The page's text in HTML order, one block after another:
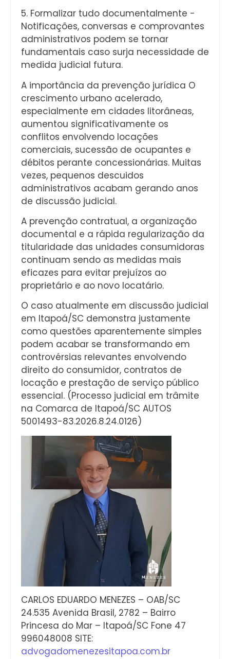
5. Formalizar tudo documentalmente -
Notificações, conversas e comprovantes
administrativos podem se tornar
fundamentais caso surja necessidade de
medida judicial futura.
A importância da prevenção jurídica O
crescimento urbano acelerado,
especialmente em cidades litorâneas,
aumentou significativamente os
conflitos envolvendo locações
comerciais, sucessão de ocupantes e
débitos perante concessionárias. Muitas
vezes, pequenos descuidos
administrativos acabam gerando anos
de discussão judicial.
A prevenção contratual, a organização
documental e a rápida regularização da
titularidade das unidades consumidoras
continuam sendo as medidas mais
eficazes para evitar prejuízos ao
proprietário e ao novo locatário.
O caso atualmente em discussão judicial
em Itapoá/SC demonstra justamente
como questões aparentemente simples
podem acabar se transformando em
controvérsias relevantes envolvendo
direito do consumidor, contratos de
locação e prestação de serviço público
essencial. (Processo judicial em trâmite
na Comarca de Itapoá/SC AUTOS
5001493-83.2026.8.24.0126)
CARLOS EDUARDO MENEZES – OAB/SC
24.535 Avenida Brasil, 2782 – Bairro
Princesa do Mar – Itapoá/SC Fone 47
996048008 SITE:
advogadomenezesitapoa.com.br